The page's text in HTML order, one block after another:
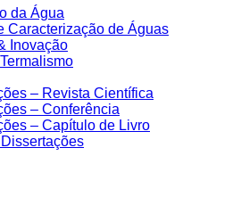
da Água
Caracterização de Águas
Inovação
– Revista Científica
– Conferência
– Capítulo de Livro